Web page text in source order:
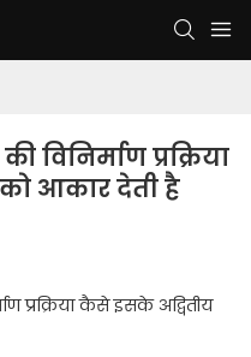
विनिर्माण प्रक्रिया
आकार देती है